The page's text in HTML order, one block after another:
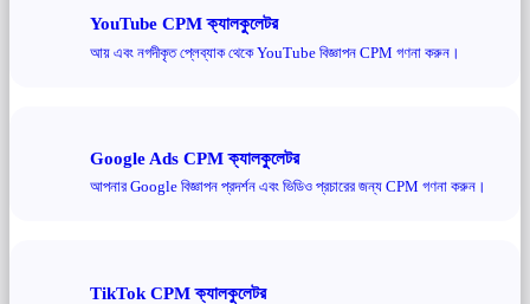
YouTube CPM ক্যালকুলেটর
আয় এবং নগদীকৃত প্লেব্যাক থেকে YouTube বিজ্ঞাপন CPM গণনা করুন।
Google Ads CPM ক্যালকুলেটর
আপনার Google বিজ্ঞাপন প্রদর্শন এবং ভিডিও প্রচারের জন্য CPM গণনা করুন।
TikTok CPM ক্যালকুলেটর